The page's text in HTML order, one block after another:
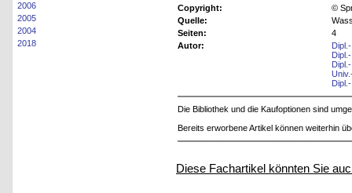
2006
2005
2004
2018
Copyright:
©
Quelle:
Seiten:
4
Autor:
Die Bibliothek und die Kaufoptionen sind
Bereits erworbene Artikel können weiterhin
Diese Fachartikel könnten Sie